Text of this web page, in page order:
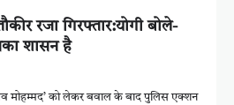
रजा गिरफ्तार:योगी बोले-
शासन है
मोहम्मद’ को लेकर बवाल के बाद पुलिस एक्शन